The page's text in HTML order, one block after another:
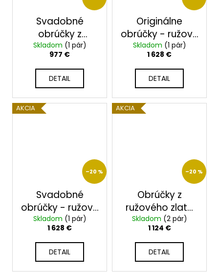
Svadobné
obrúčky z
ružového zlata
2014098/RX
Skladom (1 pár)
977 €
DETAIL
Originálne
obrúčky - ružové
zlato 2014092/R
Skladom (1 pár)
1 628 €
DETAIL
AKCIA
–20 %
Svadobné
obrúčky - ružové
zlato
2014067/RX
Skladom (1 pár)
1 628 €
DETAIL
AKCIA
–20 %
Obrúčky z
ružového zlata
2014041/R
Skladom (2 pár)
1 124 €
DETAIL